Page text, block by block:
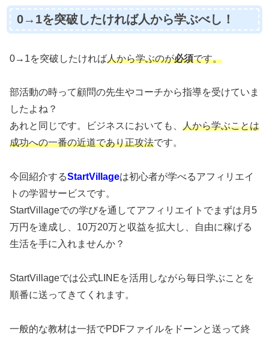
0→1を突破したければ人から学ぶべし！
0→1を突破したければ人から学ぶのが必須です。
部活動の時って顧問の先生やコーチから指導を受けていま
したよね？
あれと同じです。ビジネスにおいても、 人から学ぶことは
成功への一番の近道であり正攻法です。
今回紹介するStartVillageは初心者が学べるアフィリエイ
トの学習サービスです。
StartVillageでの学びを通してアフィリエイトでまずは月5
万円を達成し、10万20万と収益を拡大し、自由に稼げる
生活を手に入れませんか？
StartVillageでは公式LINEを活用しながら毎日学ぶことを
順番に送ってきてくれます。
一般的な教材は一括でPDFファイルをドーンと送って終